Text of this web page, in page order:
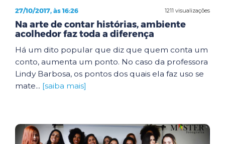
1211 visualizações
27/10/2017, às 16:26
Na arte de contar histórias, ambiente
acolhedor faz toda a diferença
Há um dito popular que diz que quem conta um
conto, aumenta um ponto. No caso da professora
Lindy Barbosa, os pontos dos quais ela faz uso se
mate... [saiba mais]